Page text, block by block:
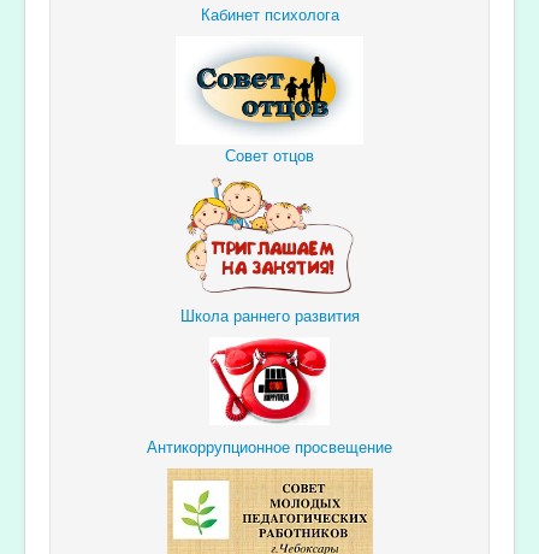
Кабинет психолога
Совет отцов
Школа раннего развития
Антикоррупционное просвещение